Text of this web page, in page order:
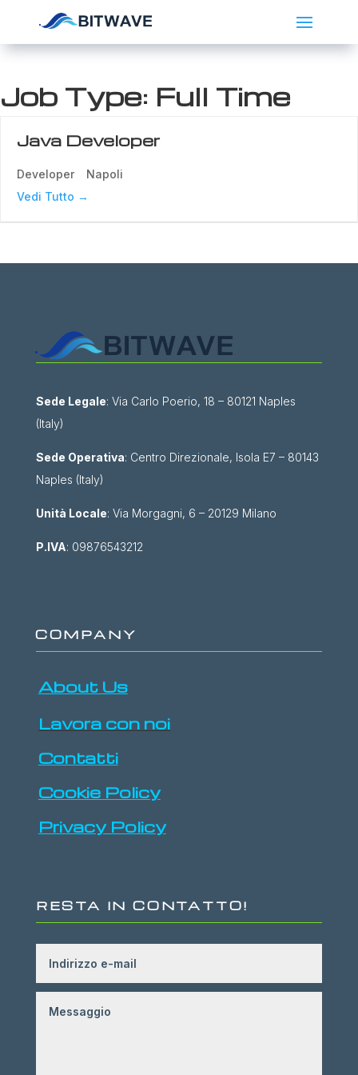
Job Type: Full Time
Java Developer
Developer
Napoli
Vedi Tutto
Sede Legale: Via Carlo Poerio, 18 – 80121 Naples
(Italy)
Sede Operativa: Centro Direzionale, Isola E7 – 80143
Naples (Italy)
Unità Locale: Via Morgagni, 6 – 20129 Milano
P.IVA: 09876543212
COMPANY
About Us
Lavora con noi
Contatti
Cookie Policy
Privacy Policy
RESTA IN CONTATTO!